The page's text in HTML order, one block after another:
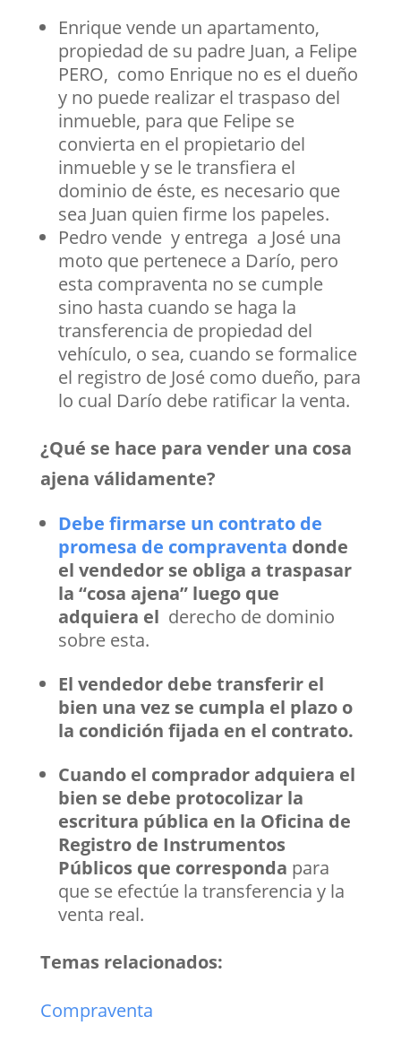
Enrique vende un apartamento,
propiedad de su padre Juan, a Felipe
PERO, como Enrique no es el dueño
y no puede realizar el traspaso del
inmueble, para que Felipe se
convierta en el propietario del
inmueble y se le transfiera el
dominio de éste, es necesario que
sea Juan quien firme los papeles.
Pedro vende y entrega a José una
moto que pertenece a Darío, pero
esta compraventa no se cumple
sino hasta cuando se haga la
transferencia de propiedad del
vehículo, o sea, cuando se formalice
el registro de José como dueño, para
lo cual Darío debe ratificar la venta.
¿Qué se hace para vender una cosa
ajena válidamente?
Debe firmarse un contrato de
promesa de compraventa donde
el vendedor se obliga a traspasar
la “cosa ajena” luego que
adquiera el derecho de dominio
sobre esta.
El vendedor debe transferir el
bien una vez se cumpla el plazo o
la condición fijada en el contrato.
Cuando el comprador adquiera el
bien se debe protocolizar la
escritura pública en la Oficina de
Registro de Instrumentos
Públicos que corresponda para
que se efectúe la transferencia y la
venta real.
Temas relacionados:
Compraventa